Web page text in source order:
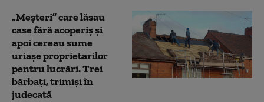
„Meșteri” care lăsau
case fără acoperiș și
apoi cereau sume
uriașe proprietarilor
pentru lucrări. Trei
bărbați, trimiși în
judecată